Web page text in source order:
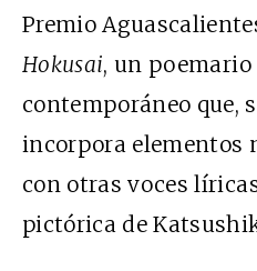
Premio
Hokusai, un
contemporáneo que,
incorpora elementos
con otras voces
pictórica de